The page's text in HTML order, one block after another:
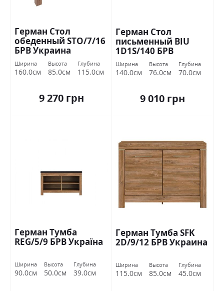
Герман Стол
обеденный STO/7/16
БРВ Украина
Ширина
160.0см
Высота
85.0см
Глубина
115.0см
9 270 грн
Герман Стол
письменный BIU
1D1S/140 БРВ
Украина
Ширина
140.0см
Высота
76.0см
Глубина
70.0см
9 010 грн
Герман Тумба
REG/5/9 БРВ Україна
Ширина
90.0см
Высота
50.0см
Глубина
39.0см
Герман Тумба SFK
2D/9/12 БРВ Украина
Ширина
115.0см
Высота
85.0см
Глубина
45.0см